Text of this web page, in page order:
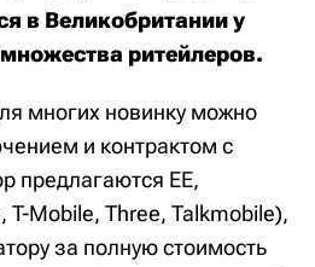
в Великобритании у
ритейлеров.
многих новинку можно
и контрактом с
предлагаются EE,
T-Mobile, Three, Talkmobile),
за полную стоимость